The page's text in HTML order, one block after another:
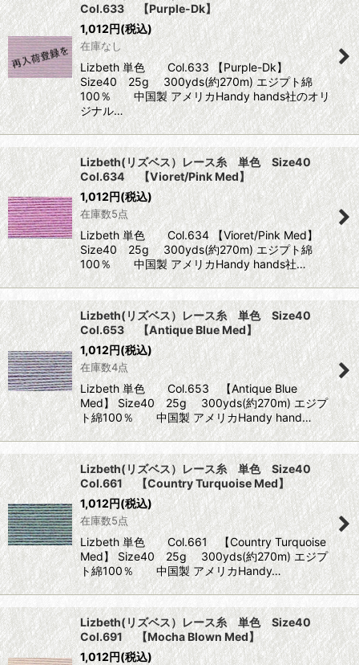
Col.633 【Purple-Dk】
1,012円(税込)
在庫なし
Lizbeth 単色 Col.633 【Purple-Dk】
Size40 25g 300yds(約270m) エジプト綿
100％ 中国製 アメリカHandy hands社のオリ
ジナル…
Lizbeth(リズベス）レース糸 単色 Size40
Col.634 【Vioret/Pink Med】
1,012円(税込)
在庫数5点
Lizbeth 単色 Col.634 【Vioret/Pink Med】
Size40 25g 300yds(約270m) エジプト綿
100％ 中国製 アメリカHandy hands社…
Lizbeth(リズベス）レース糸 単色 Size40
Col.653 【Antique Blue Med】
1,012円(税込)
在庫数4点
Lizbeth 単色 Col.653 【Antique Blue
Med】 Size40 25g 300yds(約270m) エジプ
ト綿100％ 中国製 アメリカHandy hand…
Lizbeth(リズベス）レース糸 単色 Size40
Col.661 【Country Turquoise Med】
1,012円(税込)
在庫数5点
Lizbeth 単色 Col.661 【Country Turquoise
Med】 Size40 25g 300yds(約270m) エジプ
ト綿100％ 中国製 アメリカHandy…
Lizbeth(リズベス）レース糸 単色 Size40
Col.691 【Mocha Blown Med】
1,012円(税込)